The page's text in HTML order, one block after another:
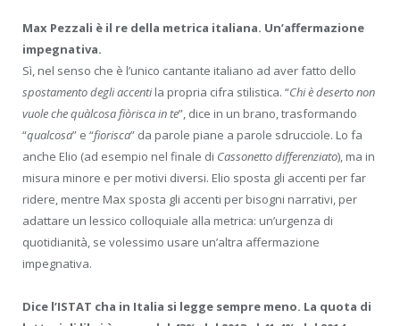
Max Pezzali è il re della metrica italiana. Un’affermazione
impegnativa.
Sì, nel senso che è l’unico cantante italiano ad aver fatto dello
spostamento degli accentila propria cifra stilistica. “Chi è deserto non
vuole che quàlcosa fiòrisca in te”, dice in un brano, trasformando
“qualcosa” e “fiorisca” da parole piane a parole sdrucciole. Lo fa
anche Elio (ad esempio nel finale di Cassonetto differenziato), ma in
misura minore e per motivi diversi. Elio sposta gli accenti per far
ridere, mentre Max sposta gli accenti per bisogni narrativi, per
adattare un lessico colloquiale alla metrica: un’urgenza di
quotidianità, se volessimo usare un’altra affermazione
impegnativa.
Dice l’ISTAT cha in Italia si legge sempre meno. La quota di